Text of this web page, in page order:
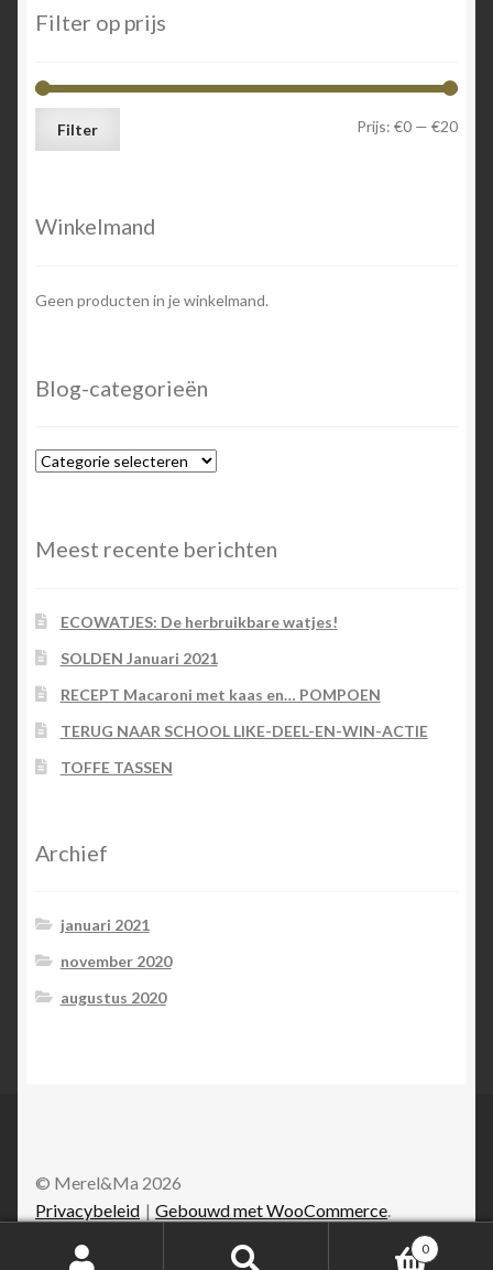
Filter op prijs
Min.
Max.
Filter Prijs: €0 — €20
Winkelmand
Geen producten in je winkelmand.
Blog-categorieën
Blog-
Meest recente berichten
ECOWATJES: De herbruikbare watjes!
SOLDEN Januari 2021
RECEPT Macaroni met kaas en… POMPOEN
TERUG NAAR SCHOOL LIKE-DEEL-EN-WIN-ACTIE
TOFFE TASSEN
Archief
januari 2021
november 2020
augustus 2020
© Merel&Ma 2026
Privacybeleid
Gebouwd met WooCommerce
0